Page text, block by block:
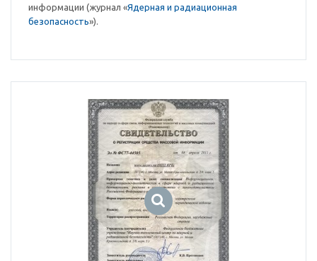
информации (журнал «Ядерная и радиационная
безопасность»).